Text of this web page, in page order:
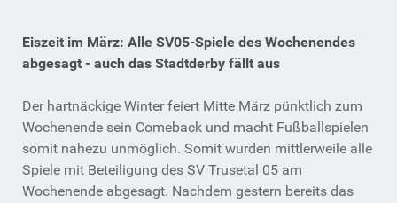
Eiszeit im März: Alle SV05-Spiele des Wochenendes
abgesagt - auch das Stadtderby fällt aus
Der hartnäckige Winter feiert Mitte März pünktlich zum
Wochenende sein Comeback und macht Fußballspielen
somit nahezu unmöglich. Somit wurden mittlerweile alle
Spiele mit Beteiligung des SV Trusetal 05 am
Wochenende abgesagt. Nachdem gestern bereits das